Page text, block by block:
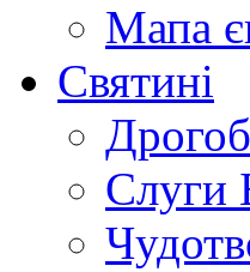
Мапа
Святині
Слуги